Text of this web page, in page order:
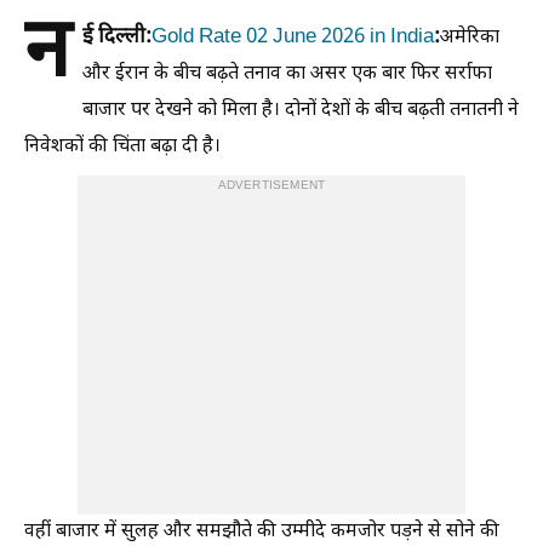
न ई दिल्ली:Gold Rate 02 June 2026 in India:अमेरिका
और ईरान के बीच बढ़ते तनाव का असर एक बार फिर सर्राफा
बाजार पर देखने को मिला है। दोनों देशों के बीच बढ़ती तनातनी ने
निवेशकों की चिंता बढ़ा दी है।
ADVERTISEMENT
वहीं बाजार में सुलह और समझौते की उम्मीदे कमजोर पड़ने से सोने की